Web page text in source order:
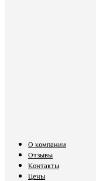
О компании
Отзывы
Контакты
Цены